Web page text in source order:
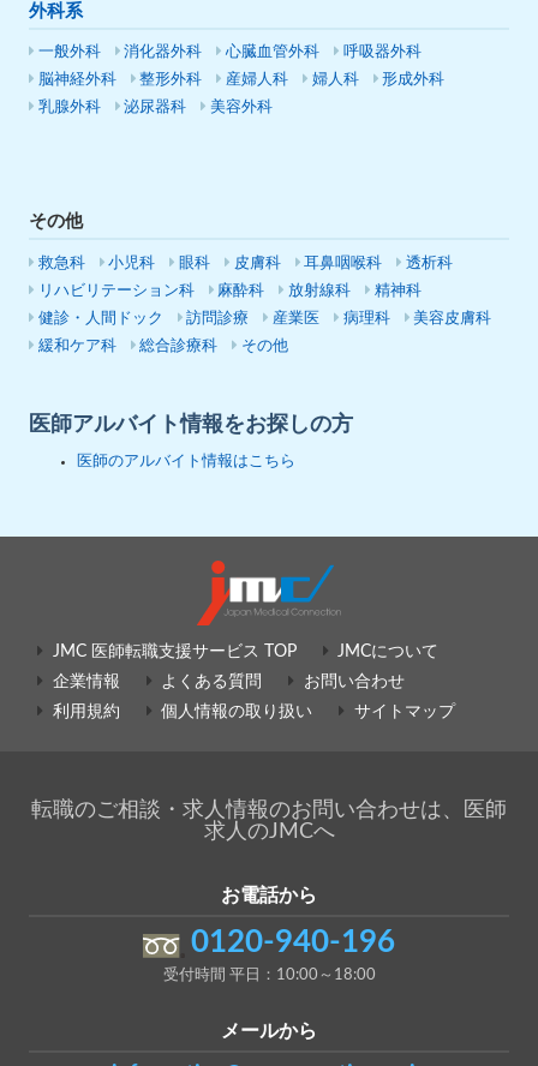
外科系
一般外科 消化器外科 心臓血管外科
呼吸器外科
脳神経外科
整形外科 産婦人科 婦人科
形成外科
乳腺外科
泌尿器科 美容外科
その他
救急科 小児科 眼科 皮膚科 耳鼻咽喉科
透析科
リハビリテーション科
麻酔科 放射線科
精神科
健診・人間ドック
訪問診療 産業医 病理科
美容皮膚科
緩和ケア科
総合診療科 その他
医師アルバイト情報をお探しの方
医師のアルバイト情報はこちら
JMC 医師転職支援サービス TOP
JMCについて
企業情報
よくある質問
お問い合わせ
利用規約
個人情報の取り扱い サイトマップ
転職のご相談・求人情報のお問い合わせは、医師
求人のJMCへ
お電話から
0120-940-196
受付時間 平日：10:00～18:00
メールから